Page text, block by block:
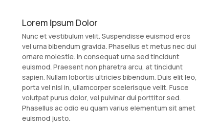
Lorem Ipsum Dolor
Nunc et vestibulum velit. Suspendisse euismod eros
vel urna bibendum gravida. Phasellus et metus nec dui
ornare molestie. In consequat urna sed tincidunt
euismod. Praesent non pharetra arcu, at tincidunt
sapien. Nullam lobortis ultricies bibendum. Duis elit leo,
porta vel nisl in, ullamcorper scelerisque velit. Fusce
volutpat purus dolor, vel pulvinar dui porttitor sed.
Phasellus ac odio eu quam varius elementum sit amet
euismod justo.